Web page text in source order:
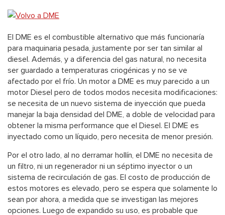
El DME es el combustible alternativo que más funcionaría
para maquinaria pesada, justamente por ser tan similar al
diesel. Además, y a diferencia del gas natural, no necesita
ser guardado a temperaturas criogénicas y no se ve
afectado por el frío. Un motor a DME es muy parecido a un
motor Diesel pero de todos modos necesita modificaciones:
se necesita de un nuevo sistema de inyección que pueda
manejar la baja densidad del DME, a doble de velocidad para
obtener la misma performance que el Diesel. El DME es
inyectado como un líquido, pero necesita de menor presión.
Por el otro lado, al no derramar hollín, el DME no necesita de
un filtro, ni un regenerador ni un séptimo inyector o un
sistema de recirculación de gas. El costo de producción de
estos motores es elevado, pero se espera que solamente lo
sean por ahora, a medida que se investigan las mejores
opciones. Luego de expandido su uso, es probable que